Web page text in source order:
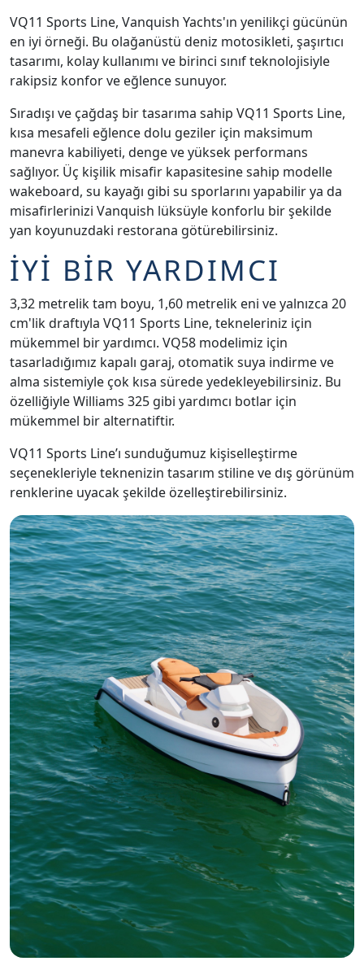
VQ11 Sports Line, Vanquish Yachts'ın yenilikçi gücünün
en iyi örneği. Bu olağanüstü deniz motosikleti, şaşırtıcı
tasarımı, kolay kullanımı ve birinci sınıf teknolojisiyle
rakipsiz konfor ve eğlence sunuyor.
Sıradışı ve çağdaş bir tasarıma sahip VQ11 Sports Line,
kısa mesafeli eğlence dolu geziler için maksimum
manevra kabiliyeti, denge ve yüksek performans
sağlıyor. Üç kişilik misafir kapasitesine sahip modelle
wakeboard, su kayağı gibi su sporlarını yapabilir ya da
misafirlerinizi Vanquish lüksüyle konforlu bir şekilde
yan koyunuzdaki restorana götürebilirsiniz.
İYİ BİR YARDIMCI
3,32 metrelik tam boyu, 1,60 metrelik eni ve yalnızca 20
cm'lik draftıyla VQ11 Sports Line, tekneleriniz için
mükemmel bir yardımcı. VQ58 modelimiz için
tasarladığımız kapalı garaj, otomatik suya indirme ve
alma sistemiyle çok kısa sürede yedekleyebilirsiniz. Bu
özelliğiyle Williams 325 gibi yardımcı botlar için
mükemmel bir alternatiftir.
VQ11 Sports Line’ı sunduğumuz kişiselleştirme
seçenekleriyle teknenizin tasarım stiline ve dış görünüm
renklerine uyacak şekilde özelleştirebilirsiniz.